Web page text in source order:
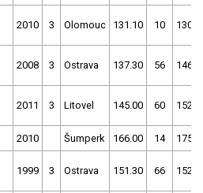
2010 3 Olomouc 131.10 10
2008 3 Ostrava 137.30 56
2011 3 Litovel 145.00 60
2010 Šumperk 166.00 14
1999 3 Ostrava 151.30 66